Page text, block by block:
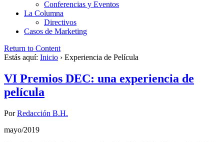
Conferencias y Eventos
La Columna
Directivos
Casos de Marketing
Return to Content
Estás aquí: Inicio › Experiencia de Película
VI Premios DEC: una experiencia de
película
PorRedacción B.H.
mayo/2019